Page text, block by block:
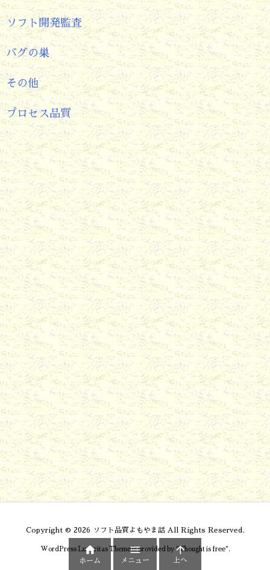
ソフト開発監査
バグの巣
その他
プロセス品質
Copyright © 2026 ソフト品質よもやま話All Rights Reserved.
WordPress Luxeritas Theme is provided by "Thought is free".

ホーム

メニュー

上へ